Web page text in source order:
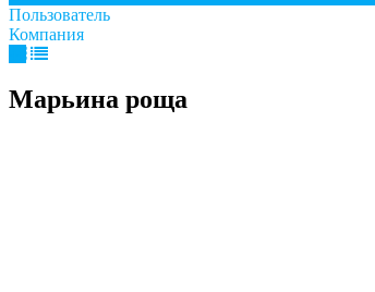
Пользователь
Компания
Марьина роща